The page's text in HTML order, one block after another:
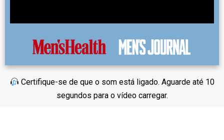
Certifique-se de que o som está ligado. Aguarde até 10
segundos para o vídeo carregar.